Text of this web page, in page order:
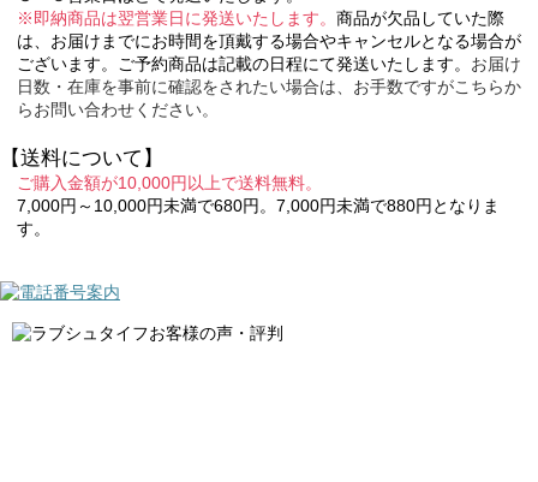
※即納商品は翌営業日に発送いたします。 商品が欠品していた際
は、お届けまでにお時間を頂戴する場合やキャンセルとなる場合が
ございます。ご予約商品は記載の日程にて発送いたします。 お届け
日数・在庫を事前に確認をされたい場合は、お手数ですがこちらか
らお問い合わせください。
【送料について】
ご購入金額が10,000円以上で送料無料。
7,000円～10,000円未満で680円。7,000円未満で880円となりま
す。